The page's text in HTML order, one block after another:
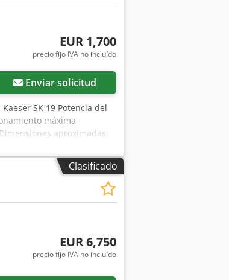
EUR 1,700
precio fijo IVA no incluído
Enviar solicitud
SK 19 Potencia del
máxima
aproximadas:
disponible en el
Clasificado
EUR 6,750
precio fijo IVA no incluído